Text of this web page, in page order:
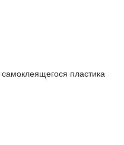
пластика